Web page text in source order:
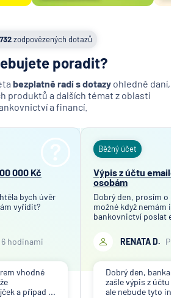
zodpovězených dotazů
poradit?
bezplatně radí s dotazy ohledně daní,
produktů a dalších témat z oblasti
a financí.
000 Kč
bych úvěr
vyřídit?
6 hodinami
vhodné
a případ ...
Běžný účet
Výpis z účtu
osobám
Dobrý den, prosím o
možné když nemám
bankovnictví poslat
RENATA D.
Dobrý den, banka
zašle výpis z účtu
ale nebude tyto